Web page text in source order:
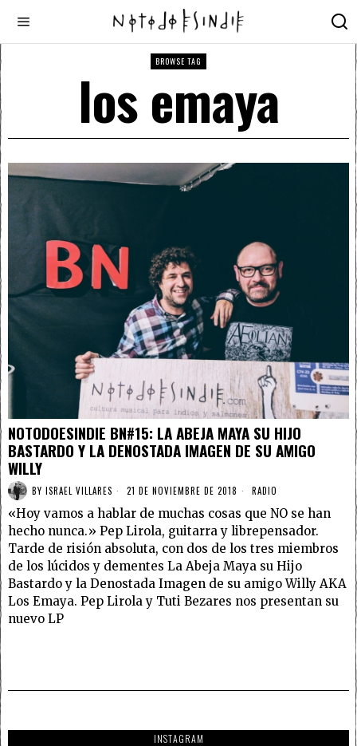
BROWSE TAG
los emaya
NOTODOESINDIE BN#15: LA ABEJA MAYA SU HIJO
BASTARDO Y LA DENOSTADA IMAGEN DE SU AMIGO
WILLY
BY ISRAEL VILLARES 21 DE NOVIEMBRE DE 2018 RADIO
«Hoy vamos a hablar de muchas cosas que NO se han
hecho nunca.» Pep Lirola, guitarra y librepensador.
Tarde de risión absoluta, con dos de los tres miembros
de los lúcidos y dementes La Abeja Maya su Hijo
Bastardo y la Denostada Imagen de su amigo Willy AKA
Los Emaya. Pep Lirola y Tuti Bezares nos presentan su
nuevo LP
INSTAGRAM